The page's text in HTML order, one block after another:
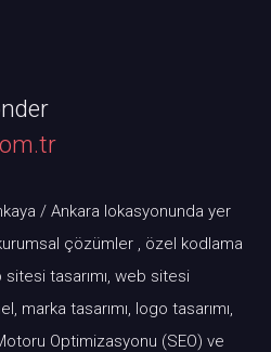
/ Ankara lokasyonunda yer
çözümler , özel kodlama
sitesi tasarımı, web sitesi
marka tasarımı, logo tasarımı,
Optimizasyonu (SEO) ve